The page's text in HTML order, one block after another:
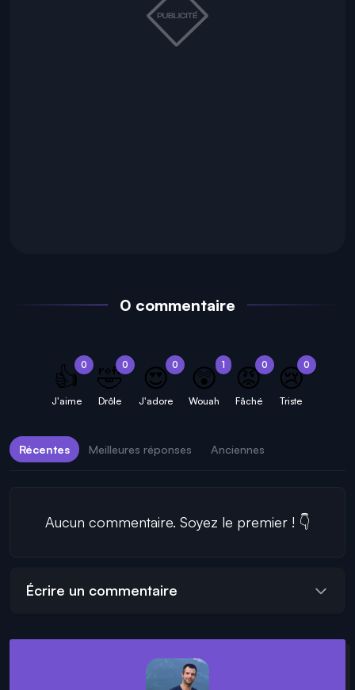
0 commentaire
0
👍
J'aime
0
🤣
Drôle
0
😍
J'adore
1
😲
Wouah
0
😡
Fâché
0
😢
Triste
Récentes Meilleures réponses Anciennes
Aucun commentaire. Soyez le premier ! 👇
Écrire un commentaire